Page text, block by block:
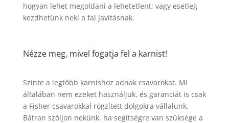
hogyan lehet megoldani a lehetetlent; vagy esetleg
kezdhetünk neki a fal javításnak.
Nézze meg, mivel fogatja fel a karnist!
Szinte a legtöbb karnishoz adnak csavarokat. Mi
általában nem ezeket használjuk, és garanciát is csak
a Fisher csavarokkal rögzített dolgokra vállalunk.
Bátran szóljon nekünk, ha segítségre van szüksége a